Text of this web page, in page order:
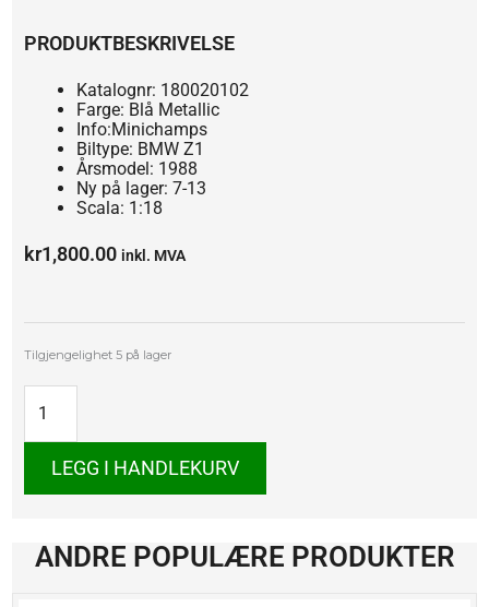
PRODUKTBESKRIVELSE
Katalognr: 180020102
Farge: Blå Metallic
Info:Minichamps
Biltype: BMW Z1
Årsmodel: 1988
Ny på lager: 7-13
Scala: 1:18
kr1,800.00 inkl. MVA
Tilgjengelighet 5 på lager
BMW
LEGG I HANDLEKURV
ANDRE POPULÆRE PRODUKTER